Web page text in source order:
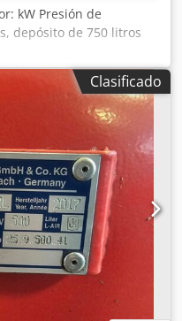
kW Presión de
depósito de 750 litros
Depósito: 750 litros, año
Akbea Los datos
por el fabricante
vinculantes para
a realizar una venta
condiciones
nosotros: Más de
almacén. Más de 15.000
capacidad de la grúa:
de accesorios para
líneas de producción
con nosotros. Puede
página web. Las visitas
Estaremos
de Markus Hirsch.
Clasificado